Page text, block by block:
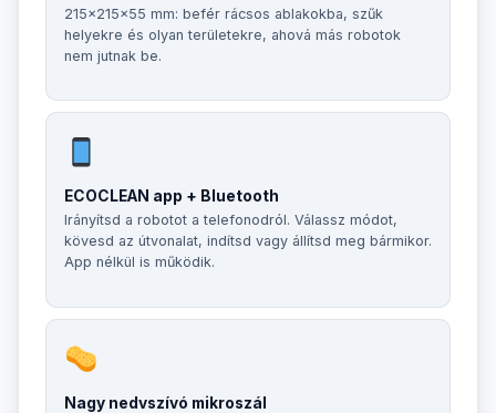
215×215×55 mm: befér rácsos ablakokba, szűk
helyekre és olyan területekre, ahová más robotok
nem jutnak be.
ECOCLEAN app + Bluetooth
Irányítsd a robotot a telefonodról. Válassz módot,
kövesd az útvonalat, indítsd vagy állítsd meg bármikor.
App nélkül is működik.
Nagy nedvszívó mikroszál